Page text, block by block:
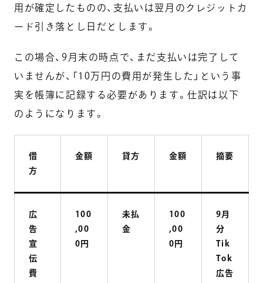
用が確定したものの、支払いは翌月のクレジットカ
ード引き落とし日だとします。
この場合、9月末の時点で、まだ支払いは完了して
いませんが、「10万円の費用が発生した」という事
実を帳簿に記録する必要があります。仕訳は以下
のようになります。
借
方
金額 貸方 金額 摘要
広
告
宣
伝
費
100
,00
0円
未払
金
100
,00
0円
9月
分
Tik
Tok
広告